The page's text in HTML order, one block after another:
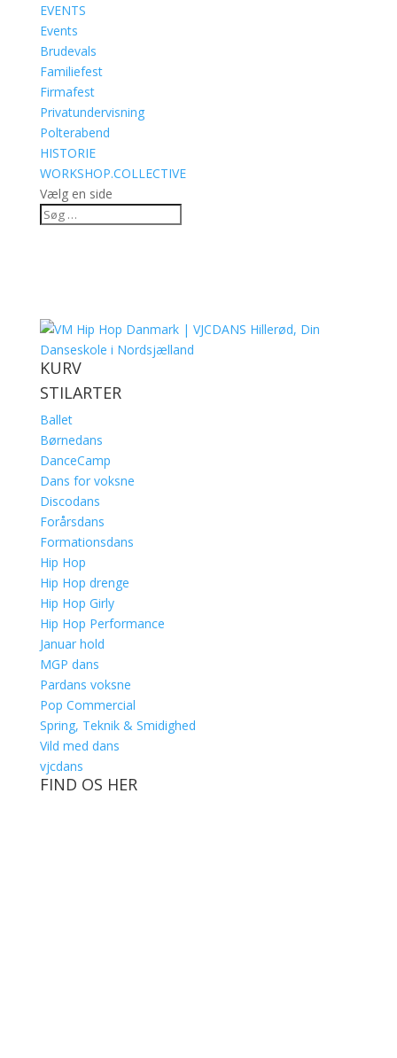
EVENTS
Events
Brudevals
Familiefest
Firmafest
Privatundervisning
Polterabend
HISTORIE
WORKSHOP.COLLECTIVE
Vælg en side
KURV
STILARTER
Ballet
Børnedans
DanceCamp
Dans for voksne
Discodans
Forårsdans
Formationsdans
Hip Hop
Hip Hop drenge
Hip Hop Girly
Hip Hop Performance
Januar hold
MGP dans
Pardans voksne
Pop Commercial
Spring, Teknik & Smidighed
Vild med dans
vjcdans
FIND OS HER